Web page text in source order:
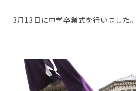
3月13日に中学卒業式を行いました。